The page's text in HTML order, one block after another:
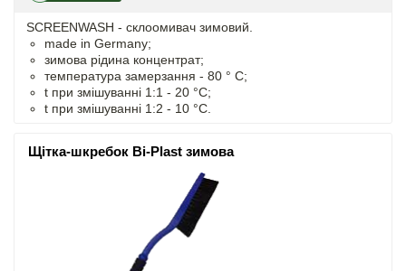
SCREENWASH - cклоомивач зимовий.
made in Germany;
зимова рідина концентрат;
температура замерзання - 80 ° C;
t при змішуванні 1:1 - 20 °C;
t при змішуванні 1:2 - 10 °C.
Щітка-шкребок Bi-Plast зимова